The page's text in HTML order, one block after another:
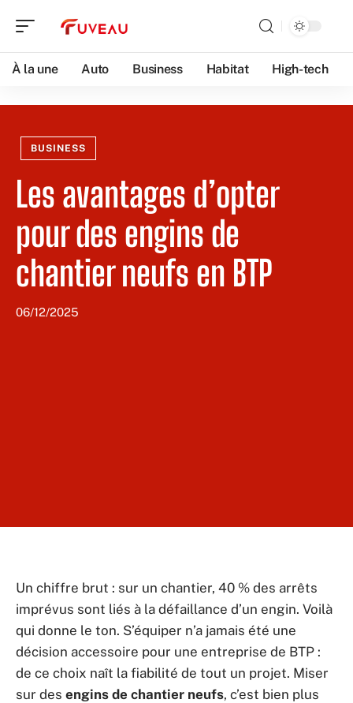
À la une Auto Business Habitat High-tech
BUSINESS
Les avantages d’opter
pour des engins de
chantier neufs en BTP
06/12/2025
Un chiffre brut : sur un chantier, 40 % des arrêts
imprévus sont liés à la défaillance d’un engin. Voilà
qui donne le ton. S’équiper n’a jamais été une
décision accessoire pour une entreprise de BTP :
de ce choix naît la fiabilité de tout un projet. Miser
sur des engins de chantier neufs, c’est bien plus